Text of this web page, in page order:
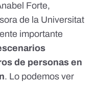
Forte,
de la Universitat
importante
de personas en
. Lo podemos ver